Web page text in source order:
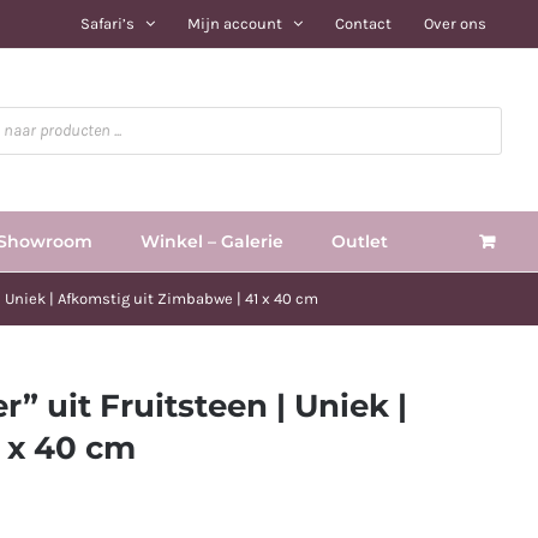
Safari’s Mijn account Contact Over ons
Winkel – Galerie Outlet
| Afkomstig uit Zimbabwe | 41 x 40 cm
uit Fruitsteen | Uniek |
40 cm